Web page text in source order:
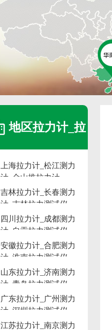
地区拉力计_拉
力计维修_拉力
计租赁_测力计
出租
上海拉力计_松江测力
计_金山推拉力计
吉林拉力计_长春测力
计_吉林拉力测试仪
四川拉力计_成都测力
计_自贡拉力测试仪
安徽拉力计_合肥测力
计_淮南拉力测试仪
山东拉力计_济南测力
计_青岛拉力测试仪
广东拉力计_广州测力
计_深圳拉力测试仪
江苏拉力计_南京测力